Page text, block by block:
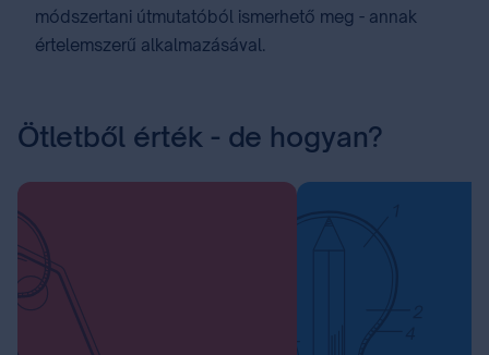
módszertani útmutatóból⁣ ismerhető meg - annak
értelemszerű alkalmazásával.
Ötletből érték - de hogyan?